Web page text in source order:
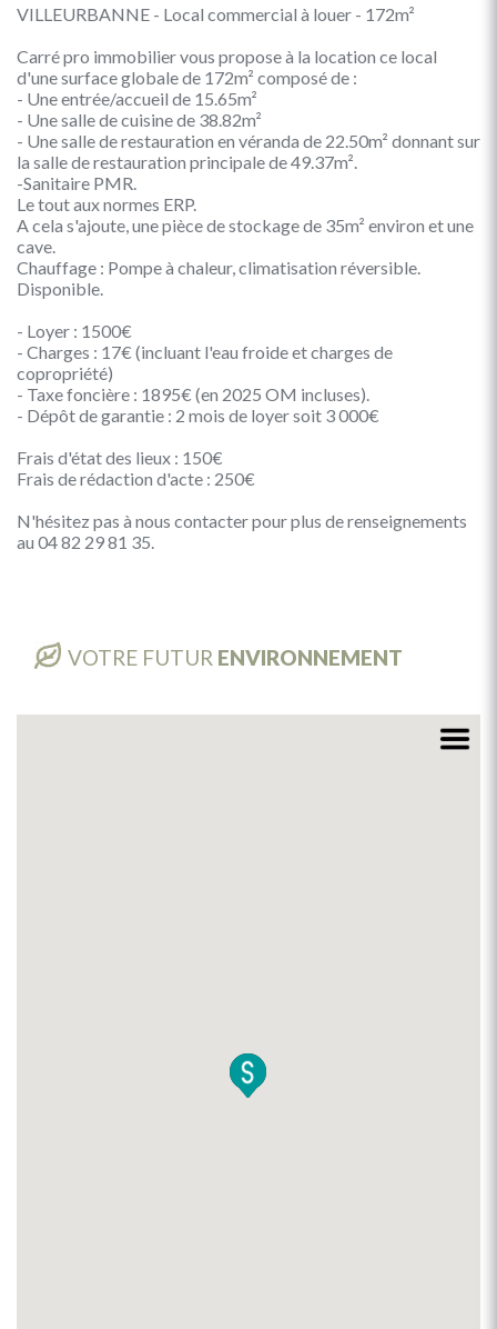
VILLEURBANNE - Local commercial à louer - 172m²
Carré pro immobilier vous propose à la location ce local
d'une surface globale de 172m² composé de :
- Une entrée/accueil de 15.65m²
- Une salle de cuisine de 38.82m²
- Une salle de restauration en véranda de 22.50m² donnant sur
la salle de restauration principale de 49.37m².
-Sanitaire PMR.
Le tout aux normes ERP.
A cela s'ajoute, une pièce de stockage de 35m² environ et une
cave.
Chauffage : Pompe à chaleur, climatisation réversible.
Disponible.
- Loyer : 1500€
- Charges : 17€ (incluant l'eau froide et charges de
copropriété)
- Taxe foncière : 1895€ (en 2025 OM incluses).
- Dépôt de garantie : 2 mois de loyer soit 3 000€
Frais d'état des lieux : 150€
Frais de rédaction d'acte : 250€
N'hésitez pas à nous contacter pour plus de renseignements
au 04 82 29 81 35.
VOTRE FUTUR ENVIRONNEMENT